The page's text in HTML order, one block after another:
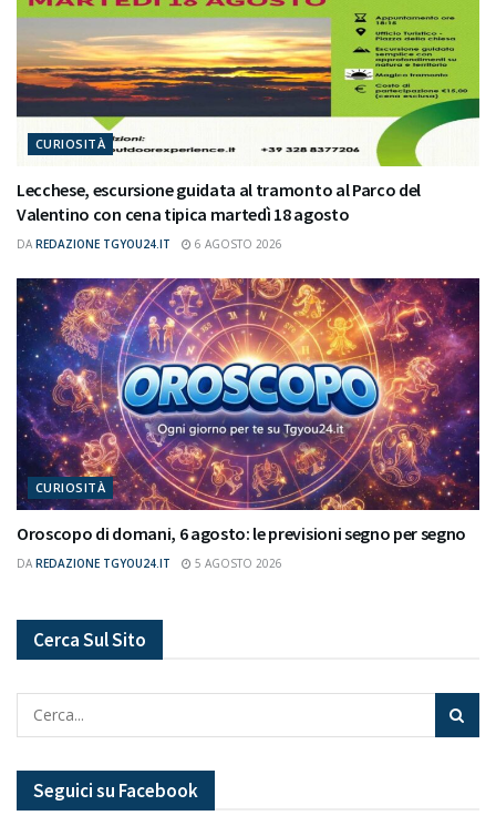
CURIOSITÀ
Lecchese, escursione guidata al tramonto al Parco del
Valentino con cena tipica martedì 18 agosto
DA REDAZIONE TGYOU24.IT 6 AGOSTO 2026
CURIOSITÀ
Oroscopo di domani, 6 agosto: le previsioni segno per segno
DA REDAZIONE TGYOU24.IT 5 AGOSTO 2026
Cerca Sul Sito
Seguici su Facebook